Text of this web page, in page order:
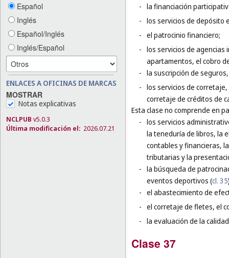
Español
Inglés
Español/Inglés
Inglés/Español
ENLACES A OFICINAS DE MARCAS
MOSTRAR
Notas explicativas
NCLPUB v5.0.3
Última modificación el: 2026.07.21
- la financiación
- los servicios de depósito
- el patrocinio financiero;
- los servicios de agencias
apartamentos, el cobro
- la suscripción de
- los servicios de
corretaje de créditos de
Esta clase no comprende en
- los servicios
la teneduría de libros, la
contables y financieras,
tributarias y la
- la búsqueda de
eventos deportivos (cl. 35
- el abastecimiento de
- el corretaje de fletes, el
- la evaluación de la
Clase 37